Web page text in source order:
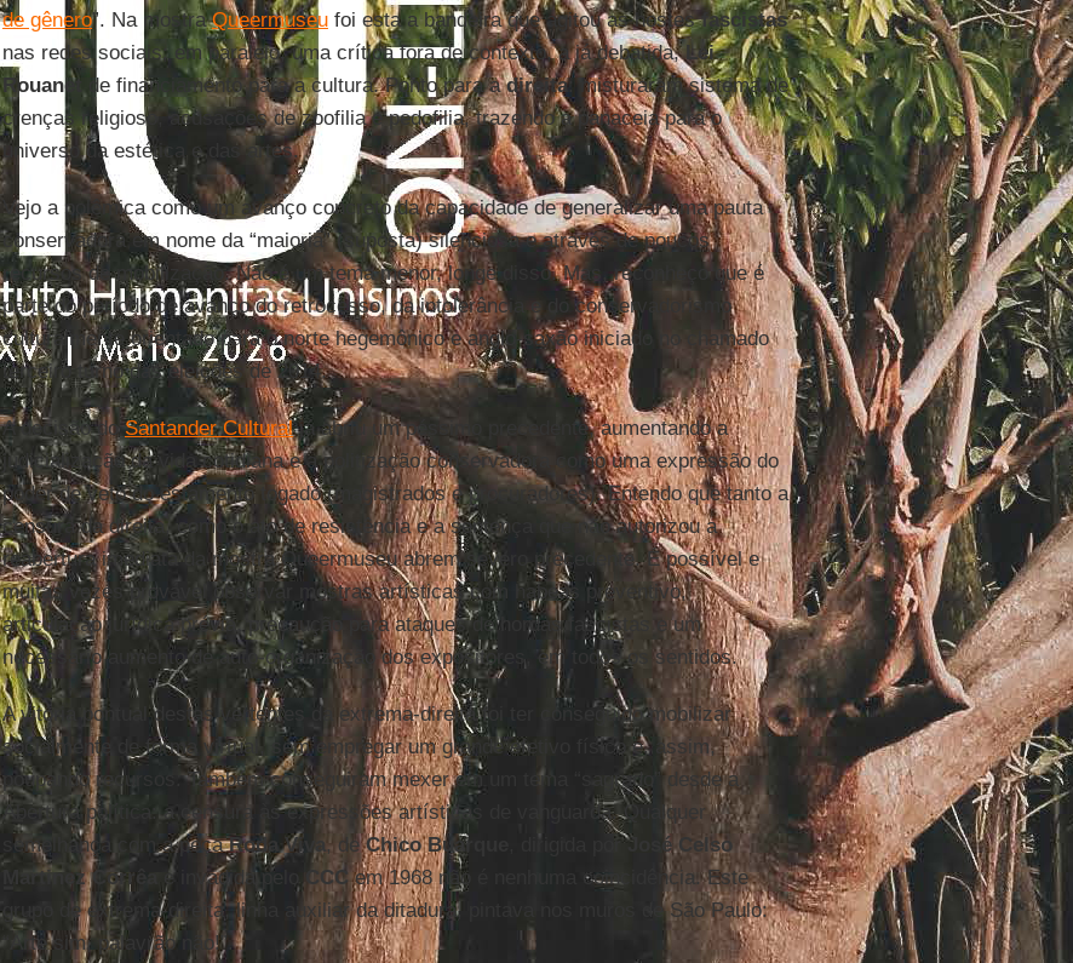
de gênero”. Na mostraQueermuseufoi esta a bandeira que agitou as hostesfascistas
nas redes sociais; em paralelo, uma crítica fora de contexto, a já debatida,Lei
Rouanet
de financiamento para a cultura. Ponto para adireita: misturaram sistema de
crenças religioso, acusações de zoofilia e pedofilia, trazendo a panaceia para o
universo da estética e das artes.
Vejo a polêmica como um avanço concreto da capacidade de generalizar uma pauta
conservadora em nome da “maioria” (suposta) silenciosa e através de poucos
recursos de mobilização. Não é um tema menor, longe disso. Mas, reconheço que é
parte do período de avanço do retrocesso, da intolerância e do conservadorismo
culturalmente orientado para o norte hegemônico e anglo-saxão iniciado no chamado
terceiro turno das eleições de 2014.
A decisão doSantander Culturaljá abriu um péssimo precedente, aumentando a
judicialização da vida cotidiana e a politização conservadora como uma expressão do
poder de veto do estamento togado (magistrados e procuradores). Entendo que tanto a
censura da direita, como o ato de resistência e a sentença que não autorizou a
reabertura imediata da mostra Queermuseu abrem severo precedente. É possível e
muitas vezes provável observar mostras artísticas com habeas preventivo,
articulação jurídica prévia, precaução para ataques de hordas fascistas e um
necessário aumento de auto-organização dos expositores, em todos os sentidos.
A vitória pontual destas vertentes da extrema-direita foi ter conseguido mobilizar
socialmente de forma virtual, sem empregar um grande efetivo físico e, assim,
poupando recursos. Também conseguiram mexer em um tema “sagrado” desde a
Abertura política: a censura às expressões artísticas de vanguarda. Qualquer
semelhança com a peçaRoda Viva, deChico Buarque , dirigida porJosé Celso
Martinez Corrêa
e invadida peloCCC em 1968 não é nenhuma coincidência. Este
grupo de extrema-direita, linha auxiliar da ditadura, pintava nos muros de São Paulo:
“Arte sim, palavrão não!”.